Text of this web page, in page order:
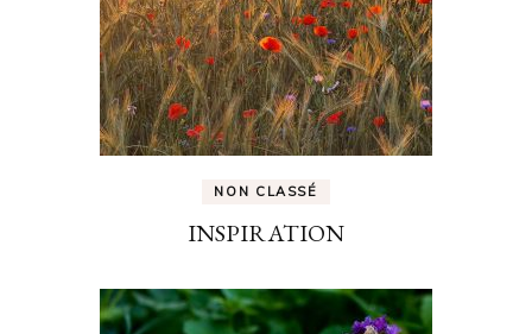
NON CLASSÉ
INSPIRATION